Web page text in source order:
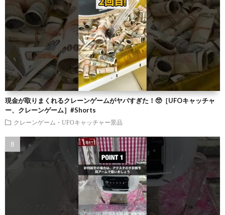
現金が取りまくれるクレーンゲームがヤバすぎた！🥺［UFOキャッチャ
ー、クレーンゲーム］#Shorts
クレーンゲーム・UFOキャッチャー景品